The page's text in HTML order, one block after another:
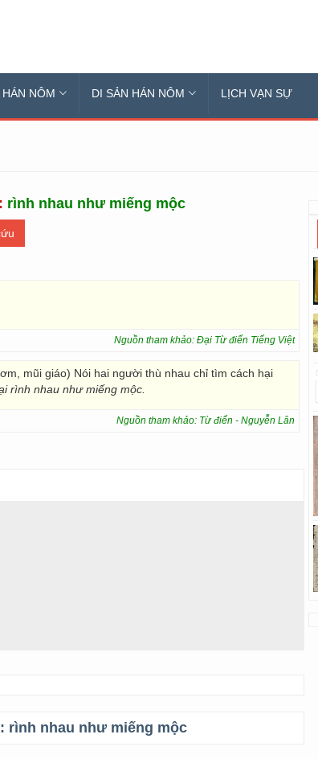
NÔM DI SẢN HÁN NÔM LỊCH VẠN SỰ
rình nhau như miếng mộc
Nguồn tham khảo: Đại Từ điển Tiếng Việt
mũi giáo) Nói hai người thù nhau chỉ tìm cách hại
rình nhau như miếng mộc.
Nguồn tham khảo: Từ điển - Nguyễn Lân
rình nhau như miếng mộc